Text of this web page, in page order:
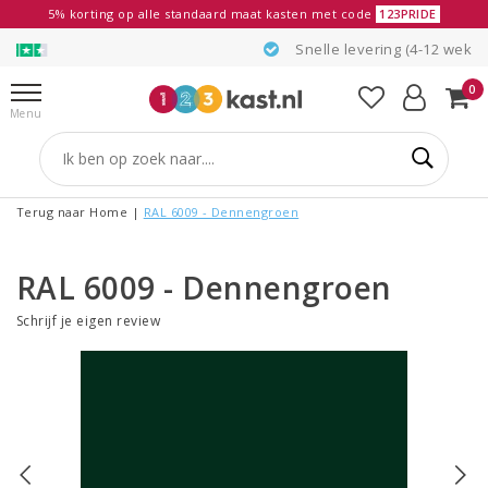
5% korting op alle standaard maat kasten met code 123PRIDE
Snelle levering (4-12 weken)
Menu
0
Terug naar Home | RAL 6009 - Dennengroen
RAL 6009 - Dennengroen
Schrijf je eigen review